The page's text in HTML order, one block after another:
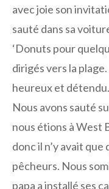
avec joie son
sauté dans sa
‘Donuts pour
dirigés vers la
heureux et
Nous avons sauté
nous étions à West
donc il n’y avait
pêcheurs. Nous
papa a installé ses